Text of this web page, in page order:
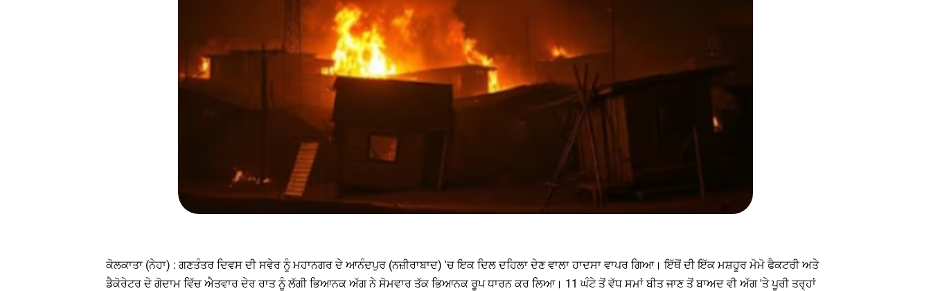
ਕੋਲਕਾਤਾ (ਨੇਹਾ) : ਗਣਤੰਤਰ ਦਿਵਸ ਦੀ ਸਵੇਰ ਨੂੰ ਮਹਾਨਗਰ ਦੇ ਆਨੰਦਪੁਰ (ਨਜ਼ੀਰਾਬਾਦ) 'ਚ ਇਕ ਦਿਲ ਦਹਿਲਾ ਦੇਣ ਵਾਲਾ ਹਾਦਸਾ ਵਾਪਰ ਗਿਆ। ਇੱਥੋਂ ਦੀ ਇੱਕ ਮਸ਼ਹੂਰ ਮੋਮੋ ਫੈਕਟਰੀ ਅਤੇ
ਡੈਕੋਰੇਟਰ ਦੇ ਗੋਦਾਮ ਵਿੱਚ ਐਤਵਾਰ ਦੇਰ ਰਾਤ ਨੂੰ ਲੱਗੀ ਭਿਆਨਕ ਅੱਗ ਨੇ ਸੋਮਵਾਰ ਤੱਕ ਭਿਆਨਕ ਰੂਪ ਧਾਰਨ ਕਰ ਲਿਆ। 11 ਘੰਟੇ ਤੋਂ ਵੱਧ ਸਮਾਂ ਬੀਤ ਜਾਣ ਤੋਂ ਬਾਅਦ ਵੀ ਅੱਗ 'ਤੇ ਪੂਰੀ ਤਰ੍ਹਾਂ